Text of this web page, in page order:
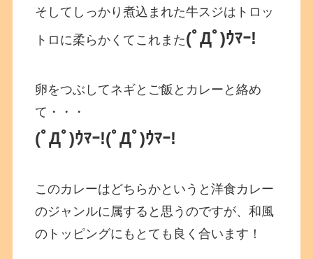
そしてしっかり煮込まれた牛スジはトロッ
トロに柔らかくてこれまた(ﾟДﾟ)ｳﾏｰ!
卵をつぶしてネギとご飯とカレーと絡め
て・・・
(ﾟДﾟ)ｳﾏｰ!(ﾟДﾟ)ｳﾏｰ!
このカレーはどちらかというと洋食カレー
のジャンルに属すると思うのですが、和風
のトッピングにもとても良く合います！